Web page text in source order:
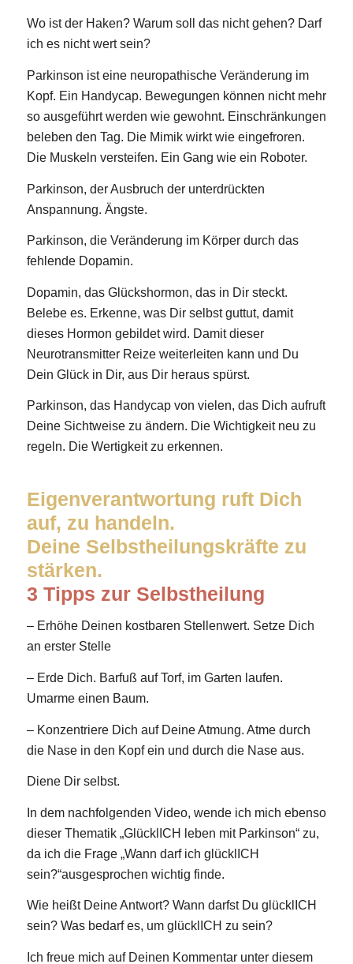
Wo ist der Haken? Warum soll das nicht gehen? Darf
ich es nicht wert sein?
Parkinson ist eine neuropathische Veränderung im
Kopf. Ein Handycap. Bewegungen können nicht mehr
so ausgeführt werden wie gewohnt. Einschränkungen
beleben den Tag. Die Mimik wirkt wie eingefroren.
Die Muskeln versteifen. Ein Gang wie ein Roboter.
Parkinson, der Ausbruch der unterdrückten
Anspannung. Ängste.
Parkinson, die Veränderung im Körper durch das
fehlende Dopamin.
Dopamin, das Glückshormon, das in Dir steckt.
Belebe es. Erkenne, was Dir selbst guttut, damit
dieses Hormon gebildet wird. Damit dieser
Neurotransmitter Reize weiterleiten kann und Du
Dein Glück in Dir, aus Dir heraus spürst.
Parkinson, das Handycap von vielen, das Dich aufruft
Deine Sichtweise zu ändern. Die Wichtigkeit neu zu
regeln. Die Wertigkeit zu erkennen.
Eigenverantwortung ruft Dich
auf, zu handeln.
Deine Selbstheilungskräfte zu
stärken.
3 Tipps zur Selbstheilung
– Erhöhe Deinen kostbaren Stellenwert. Setze Dich
an erster Stelle
– Erde Dich. Barfuß auf Torf, im Garten laufen.
Umarme einen Baum.
– Konzentriere Dich auf Deine Atmung. Atme durch
die Nase in den Kopf ein und durch die Nase aus.
Diene Dir selbst.
In dem nachfolgenden Video, wende ich mich ebenso
dieser Thematik „GlücklICH leben mit Parkinson“ zu,
da ich die Frage „Wann darf ich glücklICH
sein?“ausgesprochen wichtig finde.
Wie heißt Deine Antwort? Wann darfst Du glücklICH
sein? Was bedarf es, um glücklICH zu sein?
Ich freue mich auf Deinen Kommentar unter diesem